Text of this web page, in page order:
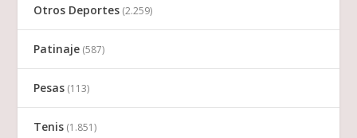
Otros Deportes (2.259)
Patinaje (587)
Pesas (113)
Tenis (1.851)